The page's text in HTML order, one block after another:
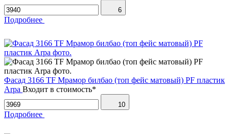
6
Подробнее
Фасад 3166 TF Мрамор билбао (топ фейс матовый) PF пластик
Arpa Входит в стоимость*
10
Подробнее